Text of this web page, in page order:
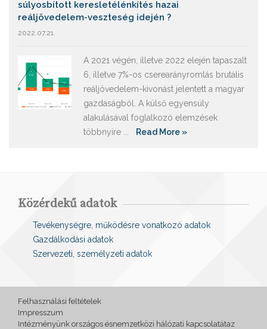
súlyosbított keresletélénkítés hazai
reáljövedelem-veszteség idején ?
2022.07.21.
A 2021 végén, illetve 2022 elején tapaszalt
6, illetve 7%-os cserearányromlás brutális
reáljövedelem-kivonást jelentett a magyar
gazdaságból. A külső egyensúly
alakulásával foglalkozó elemzések
többnyire ...
Read More »
Közérdekű adatok
Tevékenységre, működésre vonatkozó adatok
Gazdálkodási adatok
Szervezeti, személyzeti adatok
Felhasználási feltételek
Impresszum
Intézményünk országos ésnemzetközi hálózati kapcsolatátaz